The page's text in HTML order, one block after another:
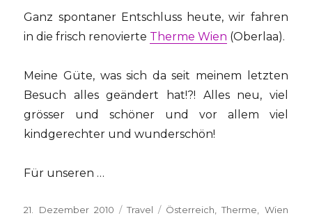
Ganz spontaner Entschluss heute, wir fahren
in die frisch renovierte Therme Wien (Oberlaa).
Meine Güte, was sich da seit meinem letzten
Besuch alles geändert hat!?! Alles neu, viel
grösser und schöner und vor allem viel
kindgerechter und wunderschön!
Für unseren …
Veröffentlicht
21. Dezember 2010 Kategorien
Travel Schlagwörter
Österreich ,Therme
Wien